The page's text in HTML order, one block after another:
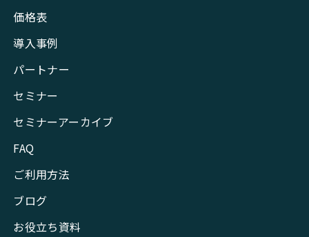
価格表
導入事例
パートナー
セミナー
セミナーアーカイブ
FAQ
ご利用方法
ブログ
お役立ち資料